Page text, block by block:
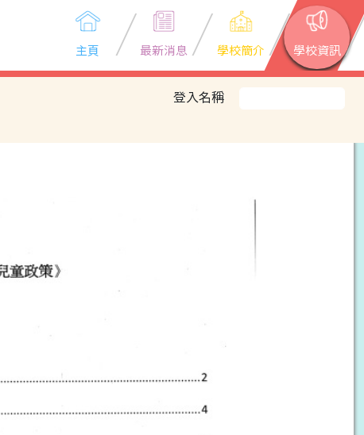
主頁 最新消息 學校簡介 學校資訊
登入名稱